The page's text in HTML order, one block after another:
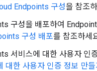
Endpoints 구성을 참조
구성을 배포하여
구성 배포를 참조하세
서비스에 대한 사용자 인
대한 사용자 인증 정보 만들